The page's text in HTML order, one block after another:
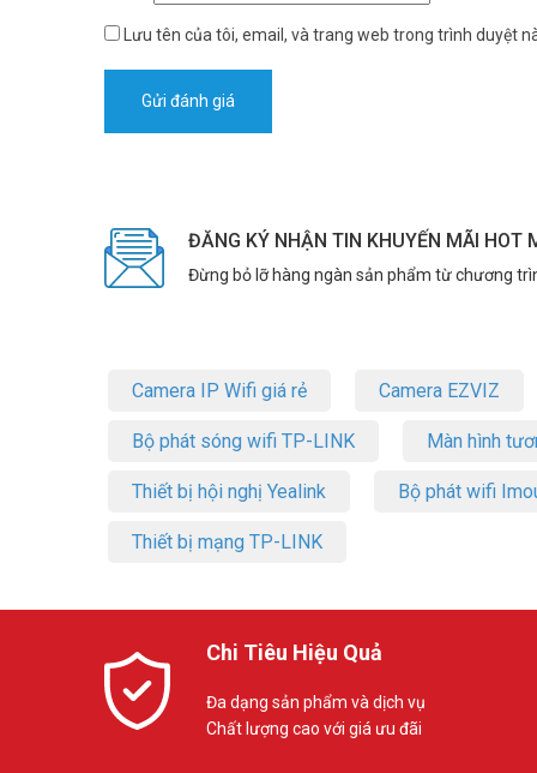
Với 4 ăng-ten ngoài, Ruijie RG-EW300T phủ sóng WiFi
đâu, từ trong nhà đến ngoài trời, từ thành phố đến vùng
Ruijie RG-EW300T có thiết kế nhỏ gọn, dễ dàng mang
chuyến du lịch, dã ngoại.
Lưu tên của tôi, email, và trang web trong trình duyệt
ĐĂNG KÝ NHẬN TIN KHUYẾN MÃI HOT
Đừng bỏ lỡ hàng ngàn sản phẩm từ chương
Camera IP Wifi giá rẻ Camera EZVIZ
Bộ phát sóng wifi TP-LINK Màn hình
Thiết bị hội nghị Yealink Bộ phát wifi
Thiết bị mạng TP-LINK
Chi Tiêu Hiệu Quả
Đa dạng sản phẩm và dịch vụ
Chất lượng cao với giá ưu đãi